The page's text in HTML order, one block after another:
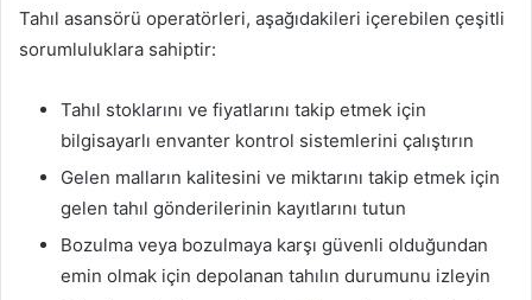
Tahıl asansörü operatörleri, aşağıdakileri içerebilen çeşitli
sorumluluklara sahiptir:
Tahıl stoklarını ve fiyatlarını takip etmek için
bilgisayarlı envanter kontrol sistemlerini çalıştırın
Gelen malların kalitesini ve miktarını takip etmek için
gelen tahıl gönderilerinin kayıtlarını tutun
Bozulma veya bozulmaya karşı güvenli olduğundan
emin olmak için depolanan tahılın durumunu izleyin